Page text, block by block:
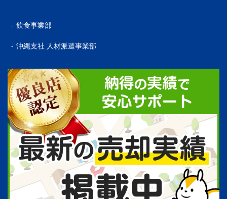
飲食事業部
沖縄支社 人材派遣事業部